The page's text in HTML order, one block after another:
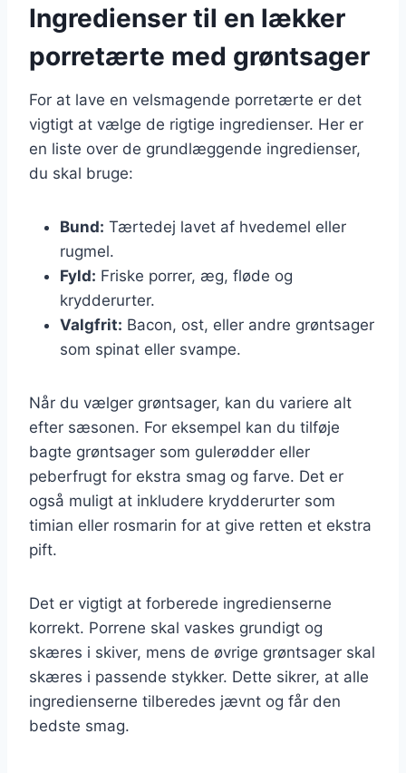
Ingredienser til en lækker
porretærte med grøntsager
For at lave en velsmagende porretærte er det
vigtigt at vælge de rigtige ingredienser. Her er
en liste over de grundlæggende ingredienser,
du skal bruge:
Bund: Tærtedej lavet af hvedemel eller
rugmel.
Fyld: Friske porrer, æg, fløde og
krydderurter.
Valgfrit: Bacon, ost, eller andre grøntsager
som spinat eller svampe.
Når du vælger grøntsager, kan du variere alt
efter sæsonen. For eksempel kan du tilføje
bagte grøntsager som gulerødder eller
peberfrugt for ekstra smag og farve. Det er
også muligt at inkludere krydderurter som
timian eller rosmarin for at give retten et ekstra
pift.
Det er vigtigt at forberede ingredienserne
korrekt. Porrene skal vaskes grundigt og
skæres i skiver, mens de øvrige grøntsager skal
skæres i passende stykker. Dette sikrer, at alle
ingredienserne tilberedes jævnt og får den
bedste smag.